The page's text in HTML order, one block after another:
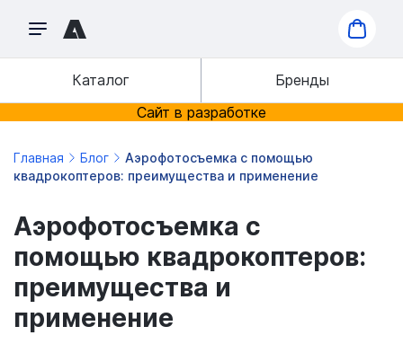
Каталог
Бренды
Сайт в разработке
Главная Блог
Аэрофотосъемка с помощью
квадрокоптеров: преимущества и применение
Аэрофотосъемка с
помощью квадрокоптеров:
преимущества и
применение